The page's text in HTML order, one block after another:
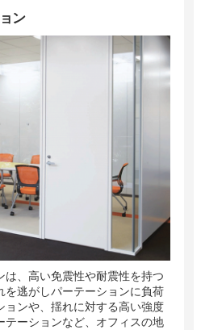
ン
は、高い免震性や耐震性を持つ
を逃がしパーテーションに負荷
ョンや、揺れに対する高い強度
テーションなど、オフィスの地